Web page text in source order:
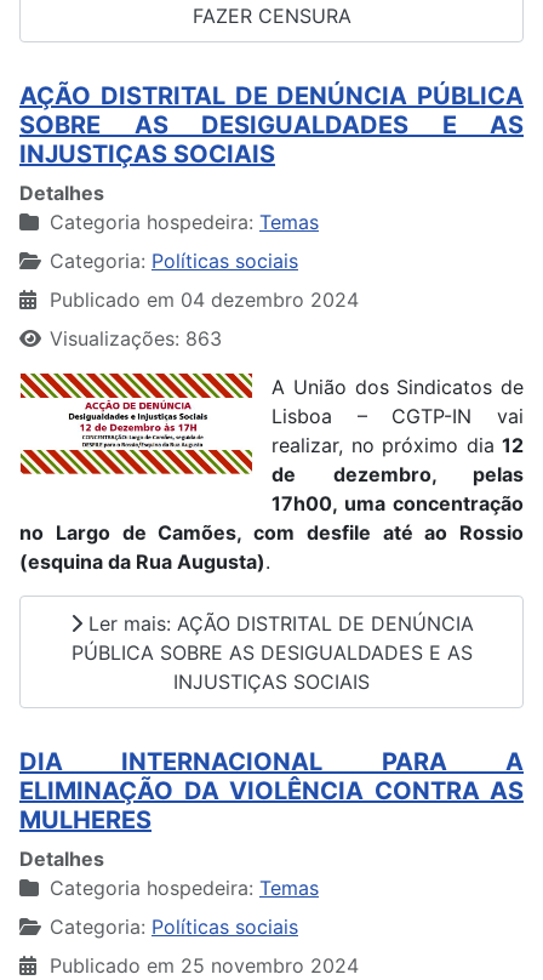
FAZER CENSURA
AÇÃO DISTRITAL DE DENÚNCIA PÚBLICA
SOBRE AS DESIGUALDADES E AS
INJUSTIÇAS SOCIAIS
Detalhes
Categoria hospedeira: Temas
Categoria: Políticas sociais
Publicado em 04 dezembro 2024
Visualizações: 863
A União dos Sindicatos de
Lisboa – CGTP-IN vai
realizar, no próximo dia 12
de dezembro, pelas
17h00, uma concentração
no Largo de Camões, com desfile até ao Rossio
(esquina da Rua Augusta).
Ler mais: AÇÃO DISTRITAL DE DENÚNCIA
PÚBLICA SOBRE AS DESIGUALDADES E AS
INJUSTIÇAS SOCIAIS
DIA INTERNACIONAL PARA A
ELIMINAÇÃO DA VIOLÊNCIA CONTRA AS
MULHERES
Detalhes
Categoria hospedeira: Temas
Categoria: Políticas sociais
Publicado em 25 novembro 2024